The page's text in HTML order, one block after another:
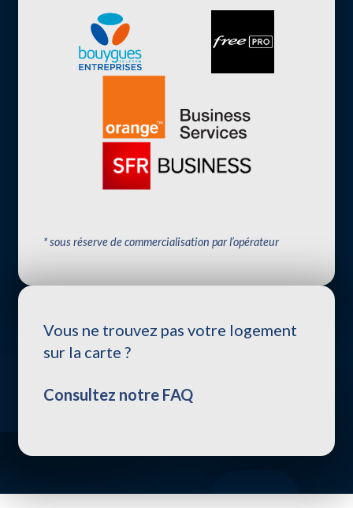
* sous réserve de commercialisation par l’opérateur
Vous ne trouvez pas votre logement
sur la carte ?
Consultez notre FAQ